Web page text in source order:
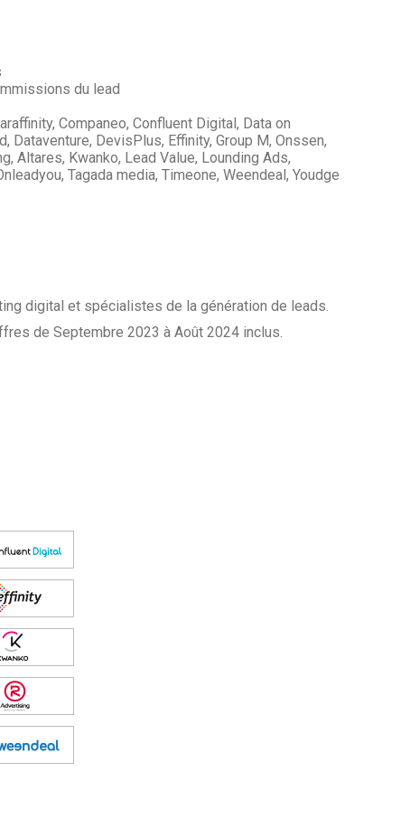
du lead
Companeo, Confluent Digital, Data on
Dataventure, DevisPlus, Effinity, Group M, Onssen,
Altares, Kwanko, Lead Value, Lounding Ads,
Tagada media, Timeone, Weendeal, Youdge
digital et spécialistes de la génération de leads.
de Septembre 2023 à Août 2024 inclus.